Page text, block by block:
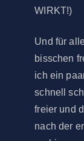
WIRKT!)
Und für
bisschen
ich ein
schnell
freier und
nach der